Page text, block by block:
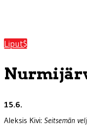
Liput
15.6.
Aleksis Kivi: Seitsemän